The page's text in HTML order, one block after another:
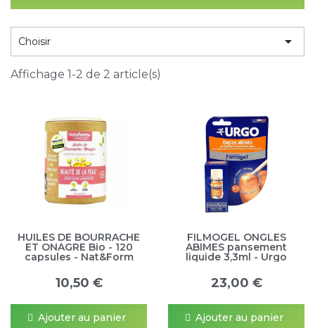
Choisir 
Affichage 1-2 de 2 article(s)
HUILES DE BOURRACHE
ET ONAGRE Bio - 120
capsules - Nat&Form
10,50 €
Ajouter au panier
FILMOGEL ONGLES
ABIMES pansement
liquide 3,3ml - Urgo
23,00 €
Ajouter au panier